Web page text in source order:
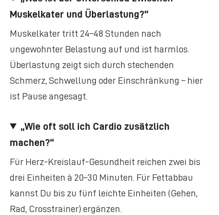
Muskelkater und Überlastung?“
Muskelkater tritt 24–48 Stunden nach
ungewohnter Belastung auf und ist harmlos.
Überlastung zeigt sich durch stechenden
Schmerz, Schwellung oder Einschränkung – hier
ist Pause angesagt.
„Wie oft soll ich Cardio zusätzlich
machen?“
Für Herz-Kreislauf-Gesundheit reichen zwei bis
drei Einheiten à 20–30 Minuten. Für Fettabbau
kannst Du bis zu fünf leichte Einheiten (Gehen,
Rad, Crosstrainer) ergänzen.